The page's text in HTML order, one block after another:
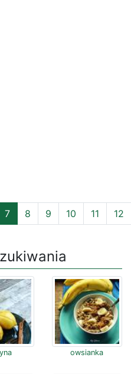
7 8 9 10 11 12
owsianka